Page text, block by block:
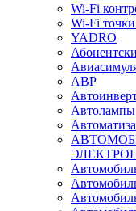
Wi-Fi
Wi-Fi
YADRO
АВР
Автолампы